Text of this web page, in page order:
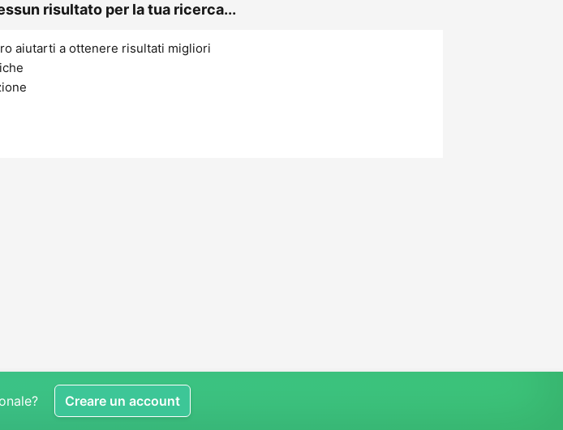
risultato per la tua ricerca...
aiutarti a ottenere risultati migliori
Creare un account